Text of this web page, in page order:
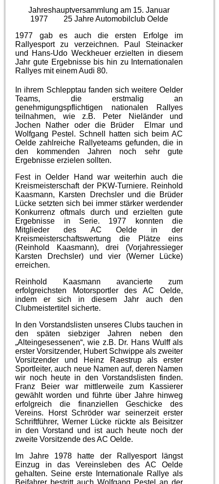
Jahreshauptversammlung am 15. Januar
1977 25 Jahre Automobilclub Oelde
1977 gab es auch die ersten Erfolge im
Rallyesport zu verzeichnen. Paul Steinacker
und Hans-Udo Weckheuer erzielten in diesem
Jahr gute Ergebnisse bis hin zu Internationalen
Rallyes mit einem Audi 80.
In ihrem Schlepptau fanden sich weitere Oelder
Teams, die erstmalig an
genehmigungspflichtigen nationalen Rallyes
teilnahmen, wie z.B. Peter Nieländer und
Jochen Nather oder die Brüder Elmar und
Wolfgang Pestel. Schnell hatten sich beim AC
Oelde zahlreiche Rallyeteams gefunden, die in
den kommenden Jahren noch sehr gute
Ergebnisse erzielen sollten.
Fest in Oelder Hand war weiterhin auch die
Kreismeisterschaft der PKW-Turniere. Reinhold
Kaasmann, Karsten Drechsler und die Brüder
Lücke setzten sich bei immer stärker werdender
Konkurrenz oftmals durch und erzielten gute
Ergebnisse in Serie. 1977 konnten die
Mitglieder des AC Oelde in der
Kreismeisterschaftswertung die Plätze eins
(Reinhold Kaasmann), drei (Vorjahressieger
Karsten Drechsler) und vier (Werner Lücke)
erreichen.
Reinhold Kaasmann avancierte zum
erfolgreichsten Motorsportler des AC Oelde,
indem er sich in diesem Jahr auch den
Clubmeistertitel sicherte.
In den Vorstandslisten unseres Clubs tauchen in
den späten siebziger Jahren neben den
„Alteingesessenen“, wie z.B. Dr. Hans Wulff als
erster Vorsitzender, Hubert Schwippe als zweiter
Vorsitzender und Heinz Raestrup als erster
Sportleiter, auch neue Namen auf, deren Namen
wir noch heute in den Vorstandslisten finden.
Franz Beier war mittlerweile zum Kassierer
gewählt worden und führte über Jahre hinweg
erfolgreich die finanziellen Geschicke des
Vereins. Horst Schröder war seinerzeit erster
Schriftführer, Werner Lücke rückte als Beisitzer
in den Vorstand und ist auch heute noch der
zweite Vorsitzende des AC Oelde.
Im Jahre 1978 hatte der Rallyesport längst
Einzug in das Vereinsleben des AC Oelde
gehalten. Seine erste Internationale Rallye als